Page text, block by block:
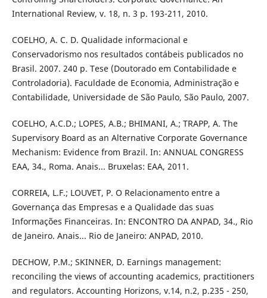
International Review, v. 18, n. 3 p. 193-211, 2010.
COELHO, A. C. D. Qualidade informacional e
Conservadorismo nos resultados contábeis publicados no
Brasil. 2007. 240 p. Tese (Doutorado em Contabilidade e
Controladoria). Faculdade de Economia, Administração e
Contabilidade, Universidade de São Paulo, São Paulo, 2007.
COELHO, A.C.D.; LOPES, A.B.; BHIMANI, A.; TRAPP, A. The
Supervisory Board as an Alternative Corporate Governance
Mechanism: Evidence from Brazil. In: ANNUAL CONGRESS
EAA, 34., Roma. Anais... Bruxelas: EAA, 2011.
CORREIA, L.F.; LOUVET, P. O Relacionamento entre a
Governança das Empresas e a Qualidade das suas
Informações Financeiras. In: ENCONTRO DA ANPAD, 34., Rio
de Janeiro. Anais... Rio de Janeiro: ANPAD, 2010.
DECHOW, P.M.; SKINNER, D. Earnings management:
reconciling the views of accounting academics, practitioners
and regulators. Accounting Horizons, v.14, n.2, p.235 - 250,